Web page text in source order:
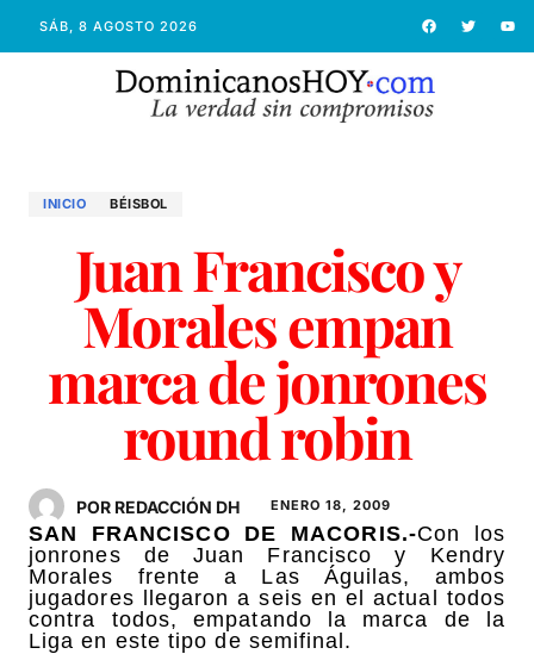
SÁB, 8 AGOSTO 2026
INICIO BÉISBOL
Juan Francisco y
Morales empan
marca de jonrones
round robin
POR REDACCIÓN DH ENERO 18, 2009
SAN FRANCISCO DE MACORIS.-Con los
jonrones de Juan Francisco y Kendry
Morales frente a Las Águilas, ambos
jugadores llegaron a seis en el actual todos
contra todos, empatando la marca de la
Liga en este tipo de semifinal.